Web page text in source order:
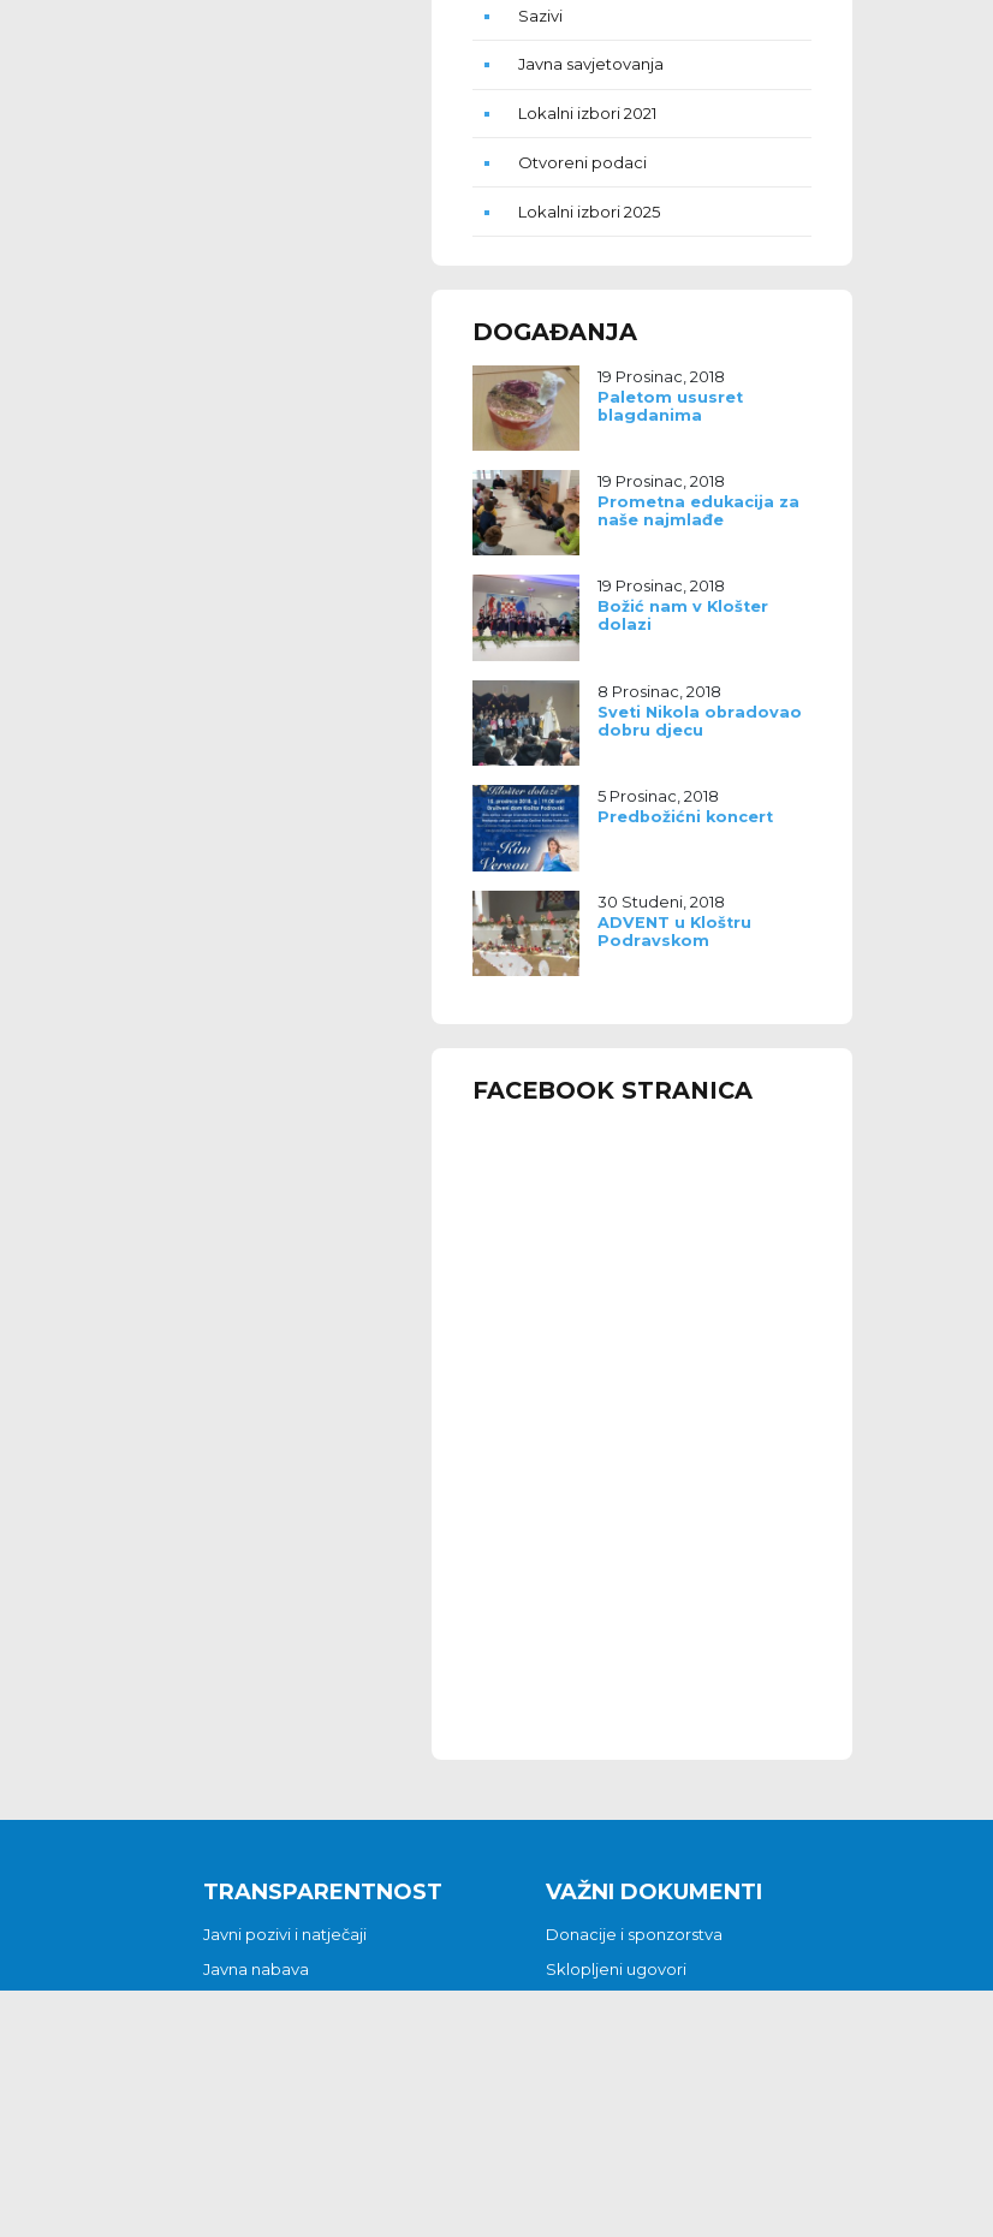
Sazivi
Javna savjetovanja
Lokalni izbori 2021
Otvoreni podaci
Lokalni izbori 2025
DOGAĐANJA
19 Prosinac, 2018
Paletom ususret
blagdanima
19 Prosinac, 2018
Prometna edukacija za
naše najmlađe
19 Prosinac, 2018
Božić nam v Klošter
dolazi
8 Prosinac, 2018
Sveti Nikola obradovao
dobru djecu
5 Prosinac, 2018
Predbožićni koncert
30 Studeni, 2018
ADVENT u Kloštru
Podravskom
FACEBOOK STRANICA
TRANSPARENTNOST
Javni pozivi i natječaji
Javna nabava
VAŽNI DOKUMENTI
Donacije i sponzorstva
Sklopljeni ugovori